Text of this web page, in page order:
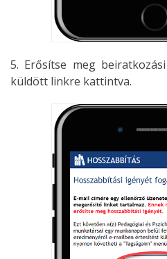
5. Erősítse meg
küldött linkre kattintva.